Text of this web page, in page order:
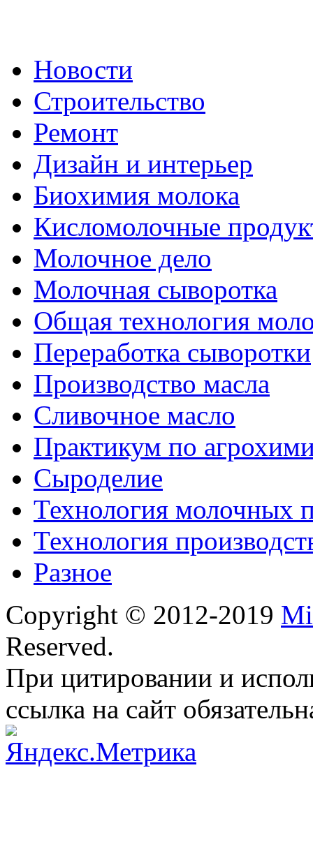
Новости
Строительство
Ремонт
Дизайн и интерьер
Биохимия молока
Кисломолочные
Молочное дело
Молочная сыворотка
Общая технология
Переработка сыворотки
Производство масла
Сливочное масло
Практикум по
Сыроделие
Технология молочных
Технология
Разное
Copyright © 2012-2019
Reserved.
При цитировании и
ссылка на сайт